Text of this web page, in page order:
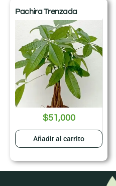
Pachira Trenzada
$51,000
Añadir al carrito